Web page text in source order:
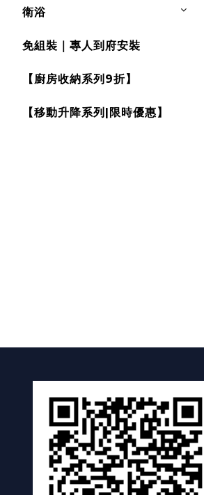
衛浴
免組裝｜專人到府安裝
【廚房收納系列9折】
【移動升降系列|限時優惠】